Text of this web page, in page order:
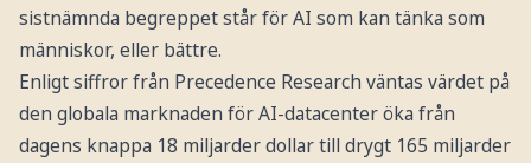
sistnämnda begreppet står för AI som kan tänka som
människor, eller bättre.
Enligt siffror från ​​Precedence Research väntas värdet på
den globala marknaden för AI-datacenter öka från
dagens knappa 18 miljarder dollar till drygt 165 miljarder